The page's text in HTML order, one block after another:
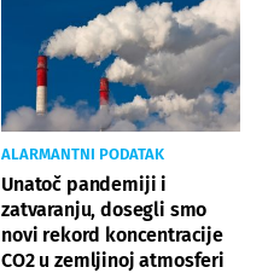
ALARMANTNI PODATAK
Unatoč pandemiji i
zatvaranju, dosegli smo
novi rekord koncentracije
CO2 u zemljinoj atmosferi